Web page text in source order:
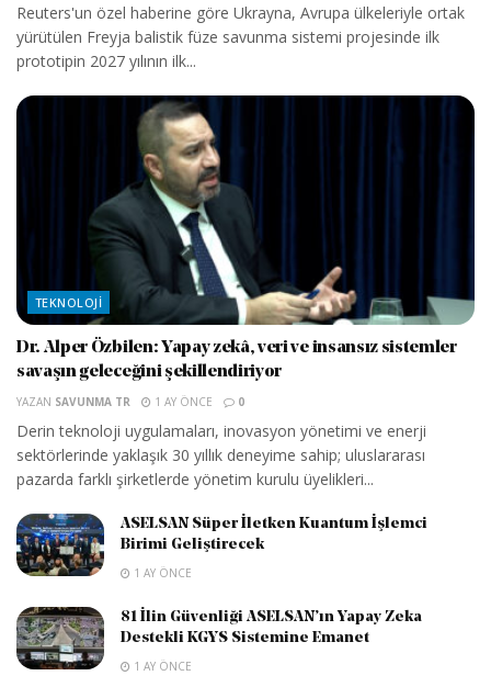
Reuters'un özel haberine göre Ukrayna, Avrupa ülkeleriyle ortak
yürütülen Freyja balistik füze savunma sistemi projesinde ilk
prototipin 2027 yılının ilk...
TEKNOLOJI
Dr. Alper Özbilen: Yapay zekâ, veri ve insansız sistemler
savaşın geleceğini şekillendiriyor
YAZAN SAVUNMA TR 1 AY ÖNCE 0
Derin teknoloji uygulamaları, inovasyon yönetimi ve enerji
sektörlerinde yaklaşık 30 yıllık deneyime sahip; uluslararası
pazarda farklı şirketlerde yönetim kurulu üyelikleri...
ASELSAN Süper İletken Kuantum İşlemci
Birimi Geliştirecek
1 AY ÖNCE
81 İlin Güvenliği ASELSAN’ın Yapay Zeka
Destekli KGYS Sistemine Emanet
1 AY ÖNCE